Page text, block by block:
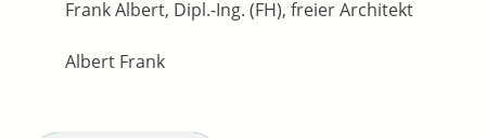
Frank Albert, Dipl.-Ing. (FH), freier Architekt
Albert Frank